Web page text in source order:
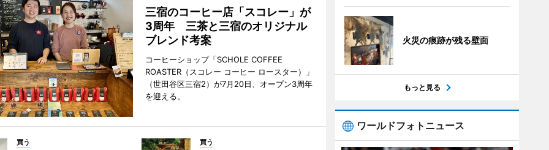
三宿のコーヒー店「スコレー」が
3周年 三茶と三宿のオリジナル
ブレンド考案
コーヒーショップ「SCHOLE COFFEE
ROASTER（スコレー コーヒー ロースター）」
（世田谷区三宿2）が7月20日、オープン3周年
を迎える。
買う 買う
火災の痕跡が残る壁面
もっと見る
ワールドフォトニュース